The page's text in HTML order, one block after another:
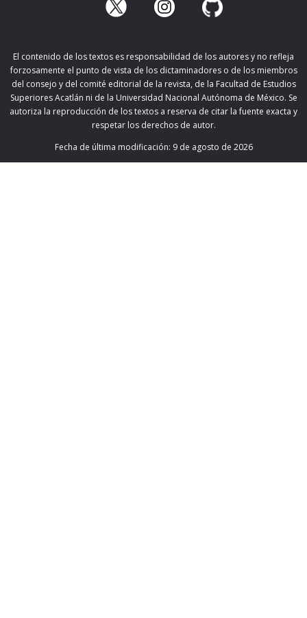
El contenido de los textos es responsabilidad de los autores y no refleja
forzosamente el punto de vista de los dictaminadores o de los miembros
del consejo y del comité editorial de la revista, de la Facultad de Estudios
Superiores Acatlán ni de la Universidad Nacional Autónoma de México. Se
autoriza la reproducción de los textos a reserva de citar la fuente exacta y
respetar los derechos de autor.
Fecha de última modificación: 9 de agosto de 2026